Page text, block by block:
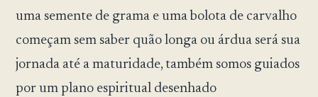
uma semente de grama e uma bolota de carvalho
começam sem saber quão longa ou árdua será sua
jornada até a maturidade, também somos guiados
por um plano espiritual desenhado